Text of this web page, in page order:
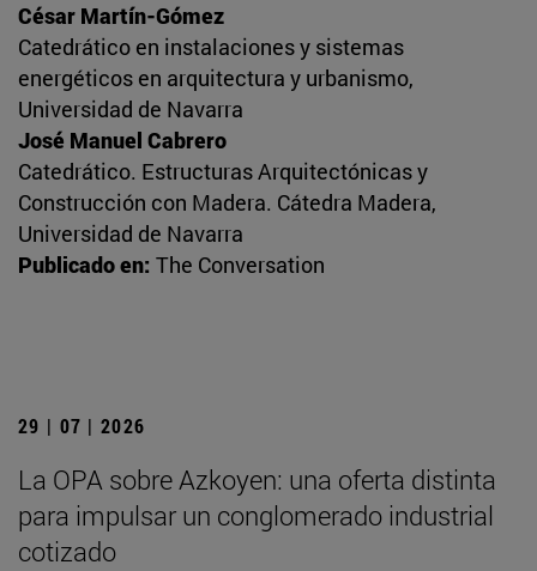
César Martín-Gómez
Catedrático en instalaciones y sistemas
energéticos en arquitectura y urbanismo,
Universidad de Navarra
José Manuel Cabrero
Catedrático. Estructuras Arquitectónicas y
Construcción con Madera. Cátedra Madera,
Universidad de Navarra
Publicado en: The Conversation
29 | 07 | 2026
La OPA sobre Azkoyen: una oferta distinta
para impulsar un conglomerado industrial
cotizado